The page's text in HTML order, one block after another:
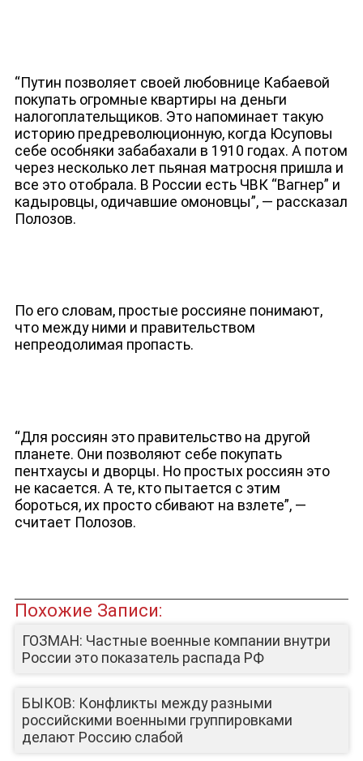
ЮТУБ-КАНАЛ
“Путин позволяет своей любовнице Кабаевой
покупать огромные квартиры на деньги
налогоплательщиков. Это напоминает такую
историю предреволюционную, когда Юсуповы
себе особняки забабахали в 1910 годах. А потом
через несколько лет пьяная матросня пришла и
все это отобрала. В России есть ЧВК “Вагнер” и
кадыровцы, одичавшие омоновцы”, — рассказал
Полозов.
По его словам, простые россияне понимают,
что между ними и правительством
непреодолимая пропасть.
“Для россиян это правительство на другой
планете. Они позволяют себе покупать
пентхаусы и дворцы. Но простых россиян это
не касается. А те, кто пытается с этим
бороться, их просто сбивают на взлете”, —
считает Полозов.
Похожие Записи:
ГОЗМАН: Частные военные компании внутри
России это показатель распада РФ
БЫКОВ: Конфликты между разными
российскими военными группировками
делают Россию слабой